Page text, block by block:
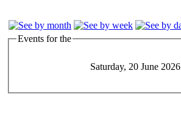
Events for the
Saturday, 20 June 2026